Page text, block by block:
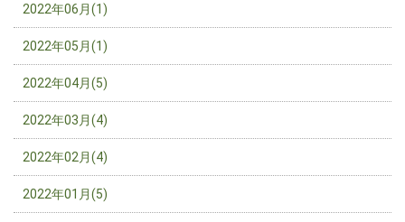
2022年06月(1)
2022年05月(1)
2022年04月(5)
2022年03月(4)
2022年02月(4)
2022年01月(5)